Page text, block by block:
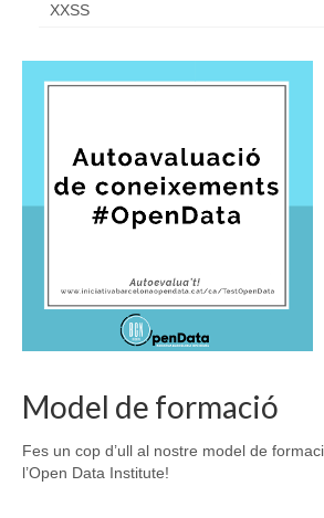
XXSS
Model de formació
Fes un cop d’ull al nostre model de
l’Open Data Institute!